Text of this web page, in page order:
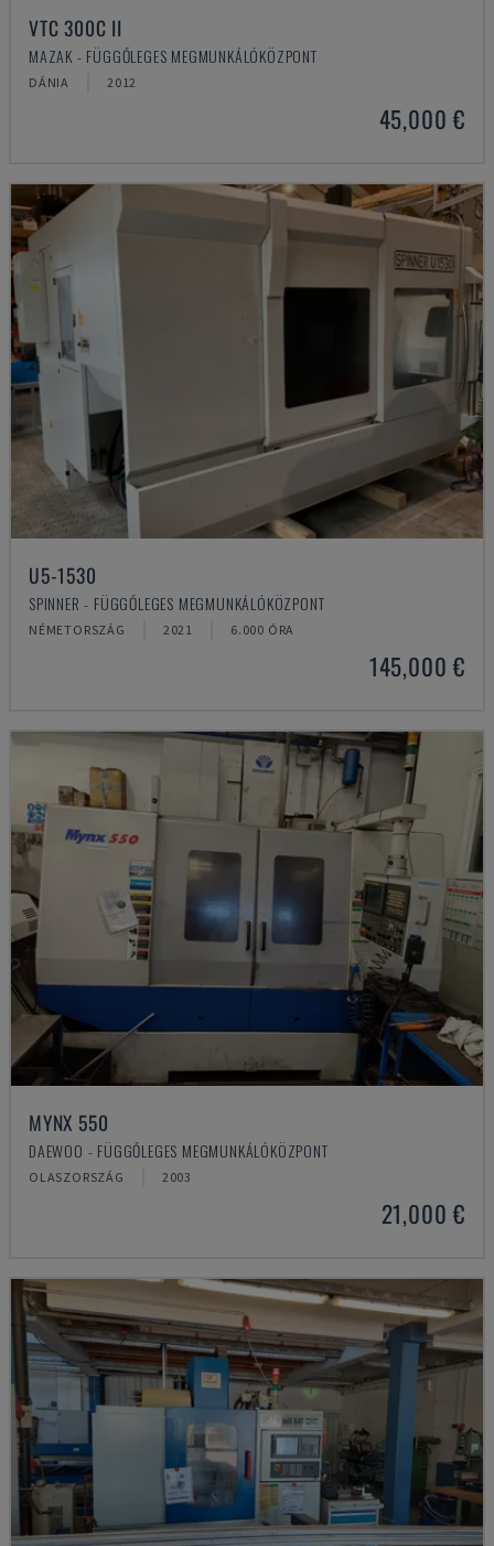
VTC 300C II
MAZAK - FÜGGŐLEGES MEGMUNKÁLÓKÖZPONT
DÁNIA 2012
45,000 €
U5-1530
SPINNER - FÜGGŐLEGES MEGMUNKÁLÓKÖZPONT
NÉMETORSZÁG 2021 6.000 ÓRA
145,000 €
MYNX 550
DAEWOO - FÜGGŐLEGES MEGMUNKÁLÓKÖZPONT
OLASZORSZÁG 2003
21,000 €